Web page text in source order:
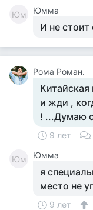
Юм Юмма
И не
Рома Роман.
Китайская
и жди ,
! ...Думаю
9 лет
Юм Юмма
я
место не
9 лет